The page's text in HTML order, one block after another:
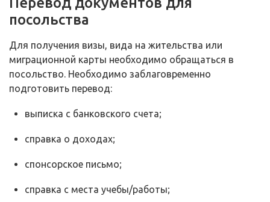
посольства
Для получения визы, вида на жительства или
миграционной карты необходимо обращаться в
посольство. Необходимо заблаговременно
подготовить перевод:
выписка с банковского счета;
справка о доходах;
спонсорское письмо;
справка с места учебы/работы;